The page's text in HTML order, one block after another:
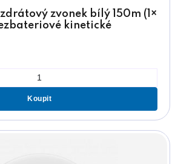
zvonek bílý 150m (1×
kinetické
Koupit